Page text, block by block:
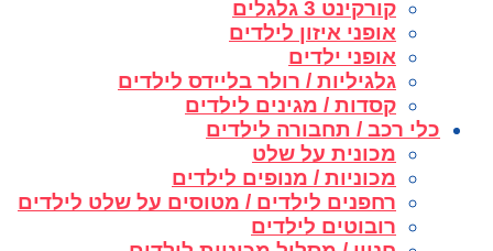
קורקינט 3 גלגלים
אופני איזון לילדים
אופני ילדים
גלגיליות / רולר בליידס לילדים
קסדות / מגינים לילדים
כלי רכב / תחבורה לילדים
מכונית על שלט
מכוניות / מנופים לילדים
רחפנים לילדים / מטוסים על שלט לילדים
רובוטים לילדים